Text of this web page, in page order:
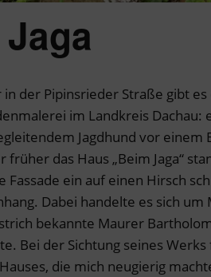
der Pipinsrieder Straße gibt
im Landkreis Dachau:
Jagdhund vor einem
früher das Haus „Beim Jaga“
Fassade ein auf einen Hirsch
Dabei handelte es sich
bekannte Maurer
Bei der Sichtung seines
die mich neugierig